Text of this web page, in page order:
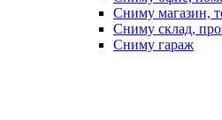
Сниму магазин,
Сниму склад,
Сниму гараж